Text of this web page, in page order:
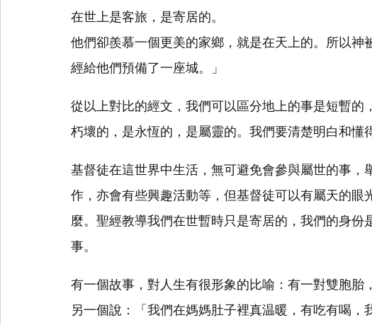
在世上是客旅，是寄居的。
他們卻羨慕一個更美的家鄉，就是在天上的。所以神
經給他們預備了一座城。」
從以上對比的經文，我們可以區分地上的事是短暫
朽壞的，是永恆的，是屬靈的。我們要清楚明白和懂
基督徒在這世界中生活，無可避免會參與屬世的事，
作，亦會有些興趣活動等，但基督徒可以有屬天的
麼。聖經教導我們在世暫時只是寄居的，我們的身份
事。
有一個故事，對人生有很形象的比喻：有一對雙胞
另一個說：「我們在媽媽肚子裡真温暖，有吃有喝，